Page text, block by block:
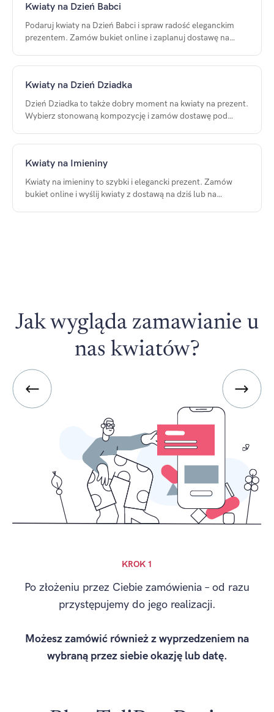
Kwiaty na Dzień Babci
Podaruj kwiaty na Dzień Babci i spraw radość eleganckim
prezentem. Zamów bukiet online i zaplanuj dostawę na
Kwiaty na Dzień Dziadka
Dzień Dziadka to także dobry moment na kwiaty na prezent.
Wybierz stonowaną kompozycję i zamów dostawę pod
Kwiaty na Imieniny
Kwiaty na imieniny to szybki i elegancki prezent. Zamów
bukiet online i wyślij kwiaty z dostawą na dziś lub na
Jak wygląda zamawianie u
nas kwiatów?
KROK 1
Po złożeniu przez Ciebie zamówienia – od razu
przystępujemy do jego realizacji.
Możesz zamówić również z wyprzedzeniem na
wybraną przez siebie okazję lub datę.